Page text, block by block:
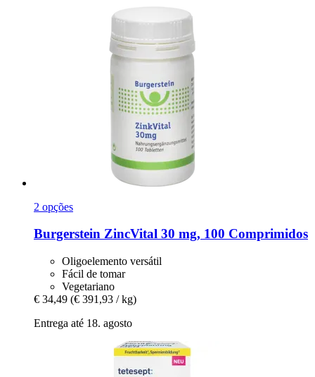
2 opções
Burgerstein ZincVital 30 mg, 100 Comprimidos
Oligoelemento versátil
Fácil de tomar
Vegetariano
€ 34,49 (€ 391,93 / kg)
Entrega até 18. agosto